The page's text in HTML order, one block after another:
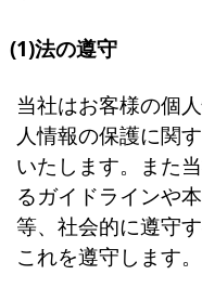
(1)法の遵守
当社はお客様の個
人情報の保護に関
いたします。また
るガイドラインや
等、社会的に遵守
これを遵守します。